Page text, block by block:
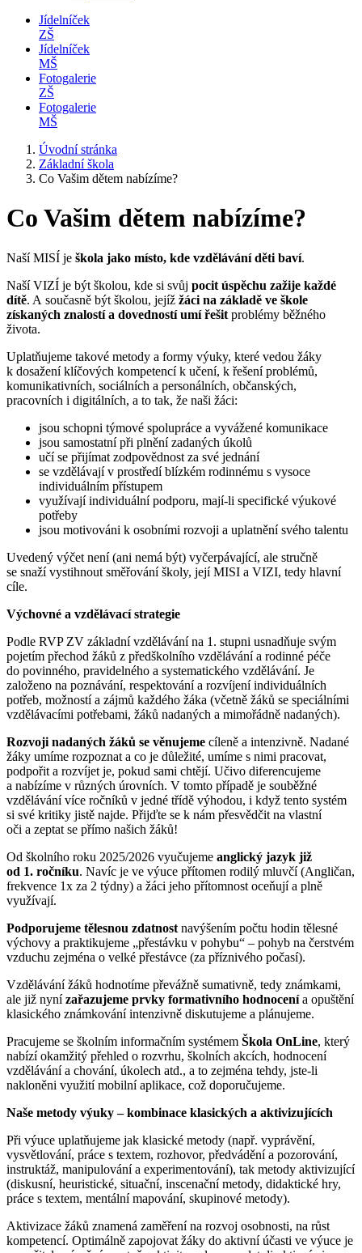
Jídelníček
ZŠ
Jídelníček
MŠ
Fotogalerie
ZŠ
Fotogalerie
MŠ
Úvodní stránka
Základní škola
Co Vašim dětem nabízíme?
Co Vašim dětem nabízíme?
Naší MISÍ je škola jako místo, kde vzdělávání děti baví.
Naší VIZÍ je být školou, kde si svůj pocit úspěchu zažije každé
dítě. A současně být školou, jejíž žáci na základě ve škole
získaných znalostí a dovedností umí řešit problémy běžného
života.
Uplatňujeme takové metody a formy výuky, které vedou žáky
k dosažení klíčových kompetencí k učení, k řešení problémů,
komunikativních, sociálních a personálních, občanských,
pracovních i digitálních, a to tak, že naši žáci:
jsou schopni týmové spolupráce a vyvážené komunikace
jsou samostatní při plnění zadaných úkolů
učí se přijímat zodpovědnost za své jednání
se vzdělávají v prostředí blízkém rodinnému s vysoce
individuálním přístupem
využívají individuální podporu, mají-li specifické výukové
potřeby
jsou motivováni k osobními rozvoji a uplatnění svého talentu
Uvedený výčet není (ani nemá být) vyčerpávající, ale stručně
se snaží vystihnout směřování školy, její MISI a VIZI, tedy hlavní
cíle.
Výchovné a vzdělávací strategie
Podle RVP ZV základní vzdělávání na 1. stupni usnadňuje svým
pojetím přechod žáků z předškolního vzdělávání a rodinné péče
do povinného, pravidelného a systematického vzdělávání. Je
založeno na poznávání, respektování a rozvíjení individuálních
potřeb, možností a zájmů každého žáka (včetně žáků se speciálními
vzdělávacími potřebami, žáků nadaných a mimořádně nadaných).
Rozvoji nadaných žáků se věnujeme cíleně a intenzivně. Nadané
žáky umíme rozpoznat a co je důležité, umíme s nimi pracovat,
podpořit a rozvíjet je, pokud sami chtějí. Učivo diferencujeme
a nabízíme v různých úrovních. V tomto případě je souběžné
vzdělávání více ročníků v jedné třídě výhodou, i když tento systém
si své kritiky jistě najde. Přijďte se k nám přesvědčit na vlastní
oči a zeptat se přímo našich žáků!
Od školního roku 2025/2026 vyučujeme anglický jazyk již
od 1. ročníku. Navíc je ve výuce přítomen rodilý mluvčí (Angličan,
frekvence 1x za 2 týdny) a žáci jeho přítomnost oceňují a plně
využívají.
Podporujeme tělesnou zdatnost navýšením počtu hodin tělesné
výchovy a praktikujeme „přestávku v pohybu“ – pohyb na čerstvém
vzduchu zejména o velké přestávce (za příznivého počasí).
Vzdělávání žáků hodnotíme převážně sumativně, tedy známkami,
ale již nynízařazujeme prvky formativního hodnocenía opuštění
klasického známkování intenzivně diskutujeme a plánujeme.
Pracujeme se školním informačním systémem Škola OnLine, který
nabízí okamžitý přehled o rozvrhu, školních akcích, hodnocení
vzdělávání a chování, úkolech atd., a to zejména tehdy, jste-li
nakloněni využití mobilní aplikace, což doporučujeme.
Naše metody výuky – kombinace klasických a aktivizujících
Při výuce uplatňujeme jak klasické metody (např. vyprávění,
vysvětlování, práce s textem, rozhovor, předvádění a pozorování,
instruktáž, manipulování a experimentování), tak metody aktivizující
(diskusní, heuristické, situační, inscenační metody, didaktické hry,
práce s textem, mentální mapování, skupinové metody).
Aktivizace žáků znamená zaměření na rozvoj osobnosti, na růst
kompetencí. Optimálně zapojovat žáky do aktivní účasti ve výuce je